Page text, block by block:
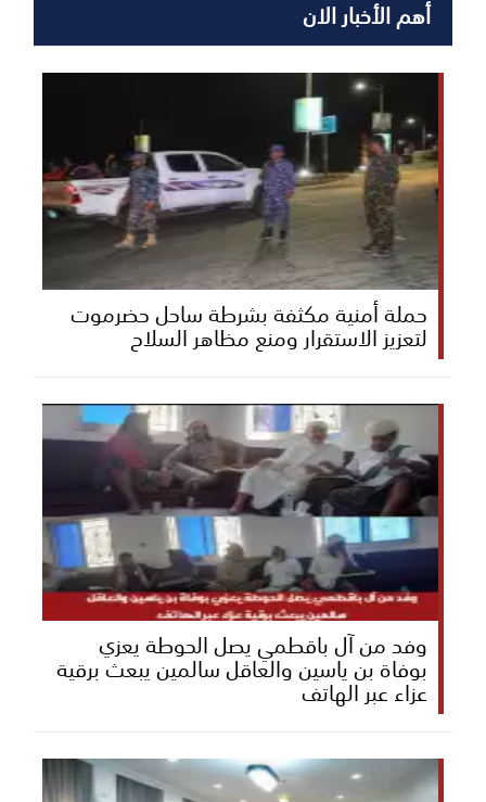
أهم الأخبار الان
حملة أمنية مكثفة بشرطة ساحل حضرموت
لتعزيز الاستقرار ومنع مظاهر السلاح
وفد من آل باقطمي يصل الحوطة يعزي
بوفاة بن ياسين والعاقل سالمين يبعث برقية
عزاء عبر الهاتف